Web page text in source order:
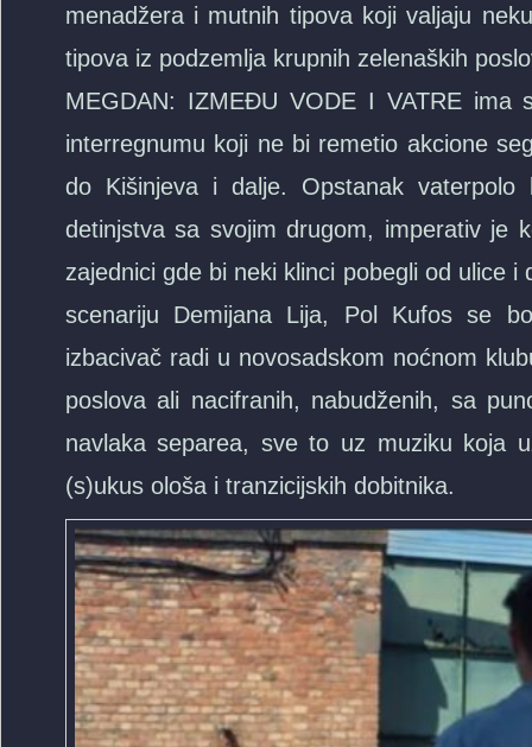
menadžera i mutnih tipova koji valjaju
tipova iz podzemlja krupnih zelenaških
MEGDAN: IZMEĐU VODE I VATRE ima
interregnumu koji ne bi remetio akcione
do Kišinjeva i dalje. Opstanak
detinjstva sa svojim drugom, imperativ je
zajednici gde bi neki klinci pobegli od ulice
scenariju Demijana Lija, Pol Kufos se
izbacivač radi u novosadskom noćnom
poslova ali nacifranih, nabudženih, sa
navlaka separea, sve to uz muziku koja
(s)ukus ološa i tranzicijskih dobitnika.